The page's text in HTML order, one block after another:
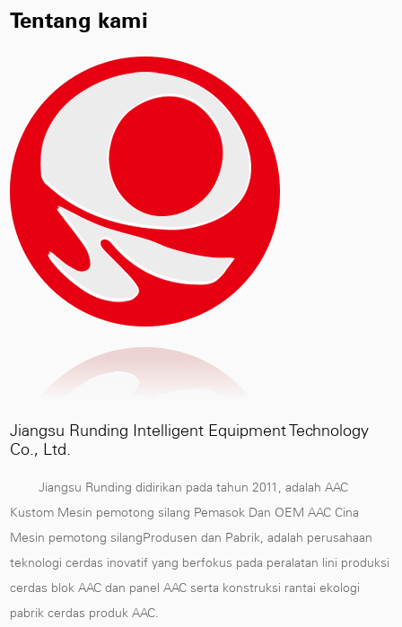
ball mill
oleh karena itu, ball mill adalah peralatan
penghancuran.
Tentang kami
Jiangsu Runding Intelligent Equipment Technology
Co., Ltd.
Jiangsu Runding didirikan pada tahun 2011, adalahAAC
Kustom Mesin pemotong silang Pemasok Dan OEM AAC Cina
Mesin pemotong silangProdusen dan Pabrik, adalah perusahaan
teknologi cerdas inovatif yang berfokus pada peralatan lini produksi
cerdas blok AAC dan panel AAC serta konstruksi rantai ekologi
pabrik cerdas produk AAC.